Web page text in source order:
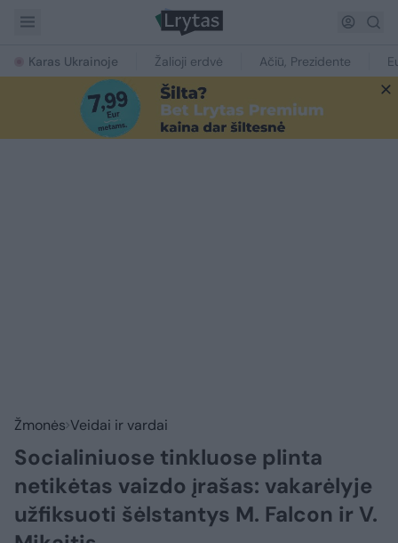
Karas Ukrainoje Žalioji erdvė Ačiū, Prezidente
Žmonės Veidai ir vardai
Socialiniuose tinkluose plinta
netikėtas vaizdo įrašas: vakarėlyje
užfiksuoti šėlstantys M. Falcon ir V.